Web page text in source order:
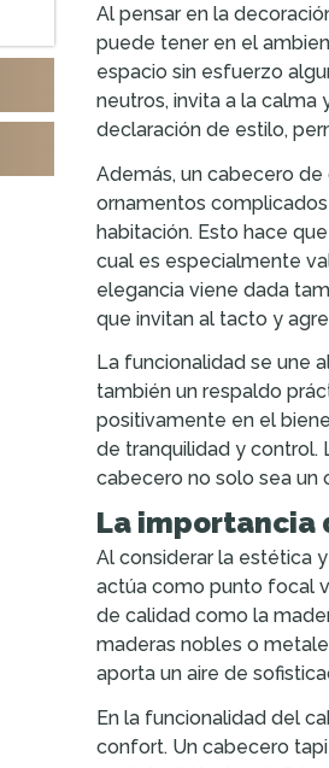
Al pensar en la
puede tener en el
espacio sin esfuerzo
neutros, invita a la calma
declaración de estilo,
Además, un cabecero
ornamentos
habitación. Esto hace
cual es especialmente
elegancia viene dada
que invitan al tacto y
La funcionalidad se une
también un respaldo
positivamente en el
de tranquilidad y control.
cabecero no solo sea un
La importancia
Al considerar la estética
actúa como punto focal
de calidad como la
maderas nobles o
aporta un aire de
En la funcionalidad del
confort. Un cabecero